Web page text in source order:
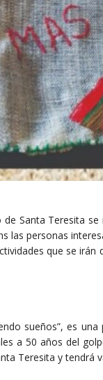
Santa Teresita
las personas
que se
sueños”, es
a 50 años del
Teresita y tendrá